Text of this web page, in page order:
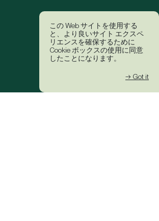
この Web サイトを使用する
と、より良いサイト エクスペ
リエンスを確保するために
Cookie ボックスの使用に同意
したことになります。
→ Got it